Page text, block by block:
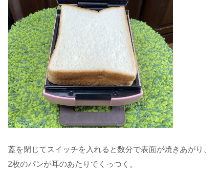
蓋を閉じてスイッチを入れると数分で表面が焼きあがり、
2枚のパンが耳のあたりでくっつく。